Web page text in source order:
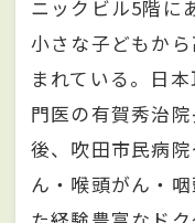
ニックビル5階に
小さな子どもか
まれている。日
門医の有賀秀治
後、吹田市民病
ん・喉頭がん・